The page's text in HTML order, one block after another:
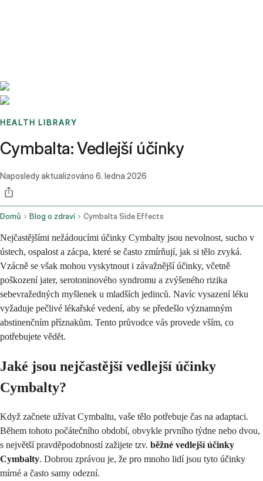
HEALTH LIBRARY
Cymbalta: Vedlejší účinky
Naposledy aktualizováno 6. ledna 2026
Domů Blog o zdraví Cymbalta Side Effects
Nejčastějšími nežádoucími účinky Cymbalty jsou nevolnost, sucho v
ústech, ospalost a zácpa, které se často zmírňují, jak si tělo zvyká.
Vzácně se však mohou vyskytnout i závažnější účinky, včetně
poškození jater, serotoninového syndromu a zvýšeného rizika
sebevražedných myšlenek u mladších jedinců. Navíc vysazení léku
vyžaduje pečlivé lékařské vedení, aby se předešlo významným
abstinenčním příznakům. Tento průvodce vás provede vším, co
potřebujete vědět.
Jaké jsou nejčastější vedlejší účinky
Cymbalty?
Když začnete užívat Cymbaltu, vaše tělo potřebuje čas na adaptaci.
Během tohoto počátečního období, obvykle prvního týdne nebo dvou,
s největší pravděpodobností zažijete tzv. běžné vedlejší účinky
Cymbalty. Dobrou zprávou je, že pro mnoho lidí jsou tyto účinky
mírné a často samy odezní.